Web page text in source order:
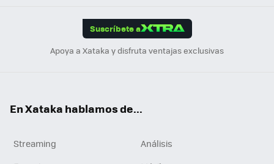
Suscríbete a
Apoya a Xataka y disfruta ventajas exclusivas
En Xataka hablamos de...
Streaming
Análisis